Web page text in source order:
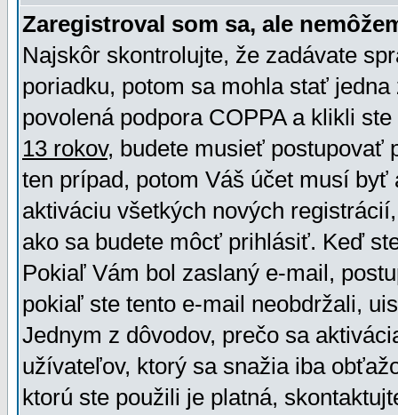
Zaregistroval som sa, ale
Najskôr skontrolujte, že zadávate
poriadku, potom sa mohla stať
povolená podpora COPPA a klikli
13 rokov, budete musieť postupovať
ten prípad, potom Váš účet musí
aktiváciu všetkých nových
ako sa budete môcť prihlásiť. Keď
Pokiaľ Vám bol zaslaný e-mail,
pokiaľ ste tento e-mail neobdržali,
Jednym z dôvodov, prečo sa
užívateľov, ktorý sa snažia iba
ktorú ste použili je platná,